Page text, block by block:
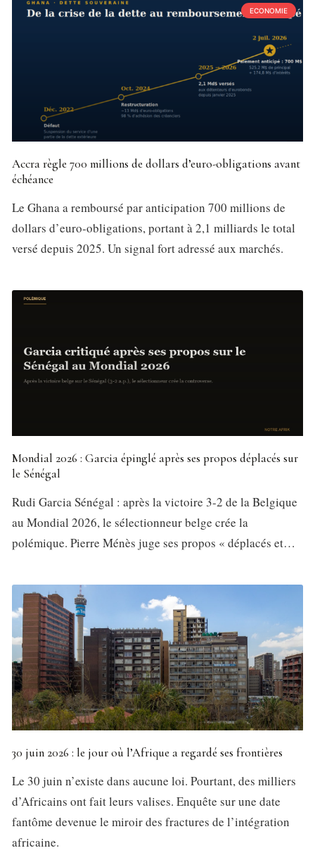
ECONOMIE
Accra règle 700 millions de dollars d’euro-obligations avant
échéance
Le Ghana a remboursé par anticipation 700 millions de
dollars d’euro-obligations, portant à 2,1 milliards le total
versé depuis 2025. Un signal fort adressé aux marchés.
Mondial 2026 : Garcia épinglé après ses propos déplacés sur
le Sénégal
Rudi Garcia Sénégal : après la victoire 3-2 de la Belgique
au Mondial 2026, le sélectionneur belge crée la
polémique. Pierre Ménès juge ses propos « déplacés et…
30 juin 2026 : le jour où l’Afrique a regardé ses frontières
Le 30 juin n’existe dans aucune loi. Pourtant, des milliers
d’Africains ont fait leurs valises. Enquête sur une date
fantôme devenue le miroir des fractures de l’intégration
africaine.